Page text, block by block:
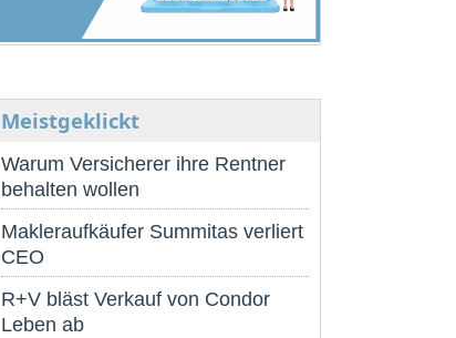
Meistgeklickt
Warum Versicherer ihre Rentner
behalten wollen
Makleraufkäufer Summitas verliert
CEO
R+V bläst Verkauf von Condor
Leben ab